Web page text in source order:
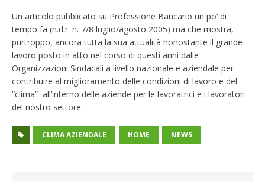
Un articolo pubblicato su Professione Bancario un po’ di
tempo fa (n.d.r. n. 7/8 luglio/agosto 2005) ma che mostra,
purtroppo, ancora tutta la sua attualità nonostante il grande
lavoro posto in atto nel corso di questi anni dalle
Organizzazioni Sindacali a livello nazionale e aziendale per
contribuire al miglioramento delle condizioni di lavoro e del
“clima” all’interno delle aziende per le lavoratrici e i lavoratori
del nostro settore.
CLIMA AZIENDALE HOME NEWS